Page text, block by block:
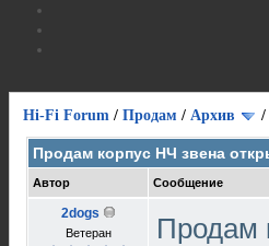
Hi-Fi Forum / Продам / Архив /
Продам корпус НЧ звена
Автор Сообщение
2dogs
Ветеран
Продам